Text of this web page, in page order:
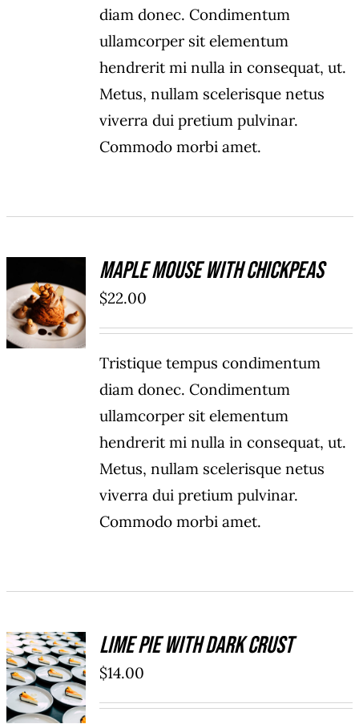
diam donec. Condimentum
ullamcorper sit elementum
hendrerit mi nulla in consequat, ut.
Metus, nullam scelerisque netus
viverra dui pretium pulvinar.
Commodo morbi amet.
ADD TO
CART
/
DÉTAILS
Maple Mouse With Chickpeas
$22.00
Tristique tempus condimentum
diam donec. Condimentum
ullamcorper sit elementum
hendrerit mi nulla in consequat, ut.
Metus, nullam scelerisque netus
viverra dui pretium pulvinar.
Commodo morbi amet.
ADD TO
CART
/
DÉTAILS
Lime Pie With Dark Crust
$14.00